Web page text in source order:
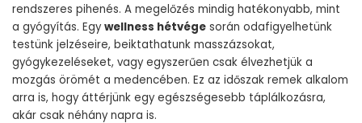
rendszeres pihenés. A megelőzés mindig hatékonyabb, mint
a gyógyítás. Egy wellness hétvége során odafigyelhetünk
testünk jelzéseire, beiktathatunk masszázsokat,
gyógykezeléseket, vagy egyszerűen csak élvezhetjük a
mozgás örömét a medencében. Ez az időszak remek alkalom
arra is, hogy áttérjünk egy egészségesebb táplálkozásra,
akár csak néhány napra is.